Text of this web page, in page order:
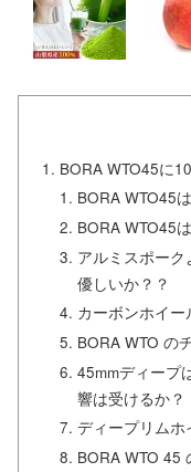
BORA WTO45に
BORA WTO45
BORA WTO45
アルミスポー
優しいか？？
カーボンホイ
BORA WTO の
45mmディープ
響は受けるか？
ディープリムホ
BORA WTO 45